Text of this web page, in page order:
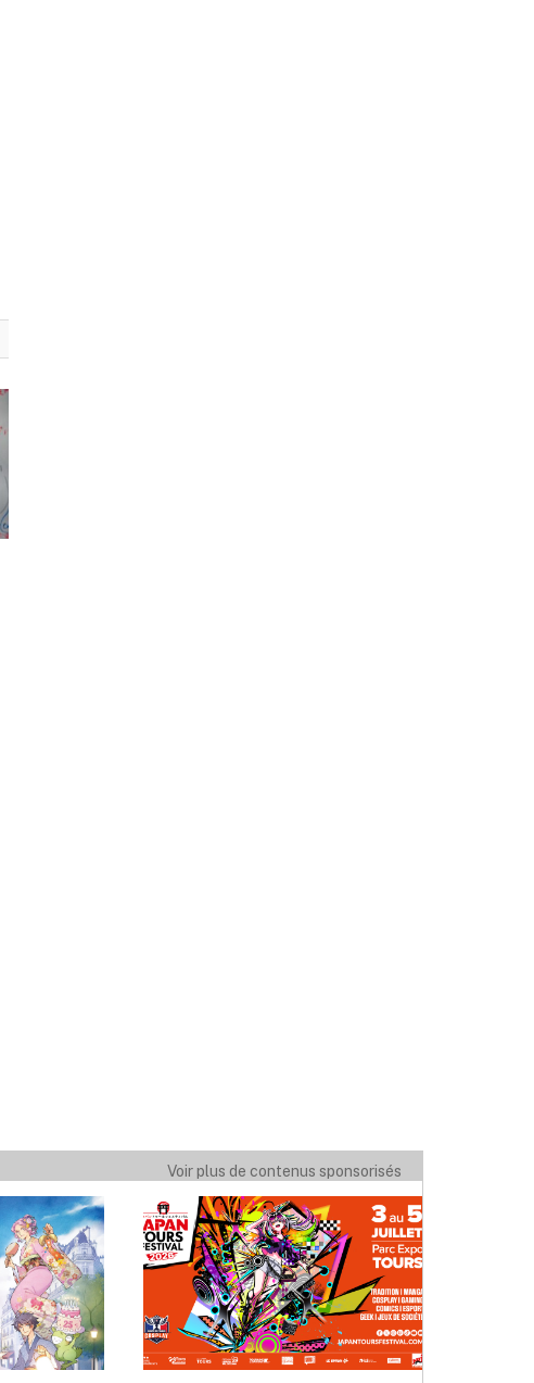
Voir plus de contenus sponsorisés